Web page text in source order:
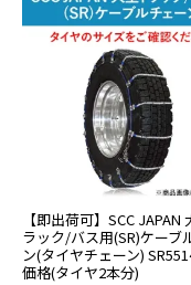
【即出荷可】SCC JAPAN
ラック/バス用(SR)ケーブ
ン(タイヤチェーン)
価格(タイヤ2本分)